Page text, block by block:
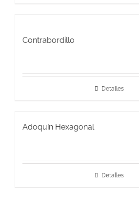
Contrabordillo
Detalles
Adoquín Hexagonal
Detalles